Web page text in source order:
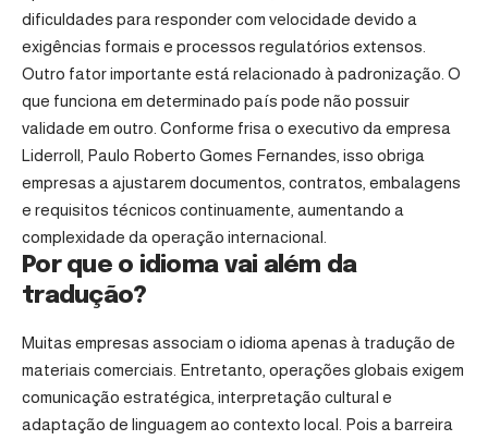
dificuldades para responder com velocidade devido a
exigências formais e processos regulatórios extensos.
Outro fator importante está relacionado à padronização. O
que funciona em determinado país pode não possuir
validade em outro. Conforme frisa o executivo da empresa
Liderroll, Paulo Roberto Gomes Fernandes, isso obriga
empresas a ajustarem documentos, contratos, embalagens
e requisitos técnicos continuamente, aumentando a
complexidade da operação internacional.
Por que o idioma vai além da
tradução?
Muitas empresas associam o idioma apenas à tradução de
materiais comerciais. Entretanto, operações globais exigem
comunicação estratégica, interpretação cultural e
adaptação de linguagem ao contexto local. Pois a barreira